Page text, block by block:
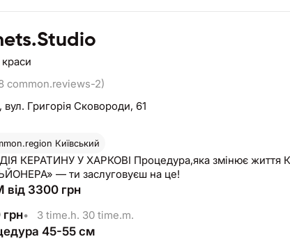
common.reviews-2)
вул. Григорія Сковороди, 61
Київський
КЕРАТИНУ У ХАРКОВІ Процедура,яка змінює життя
— ти заслуговуєш на це!
від 3300 грн
грн• 3 time.h. 30 time.m.
45-55 см